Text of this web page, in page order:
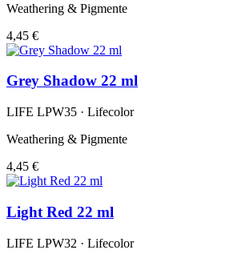
Weathering & Pigmente
4,45 €
Grey Shadow 22 ml
LIFE LPW35 · Lifecolor
Weathering & Pigmente
4,45 €
Light Red 22 ml
LIFE LPW32 · Lifecolor